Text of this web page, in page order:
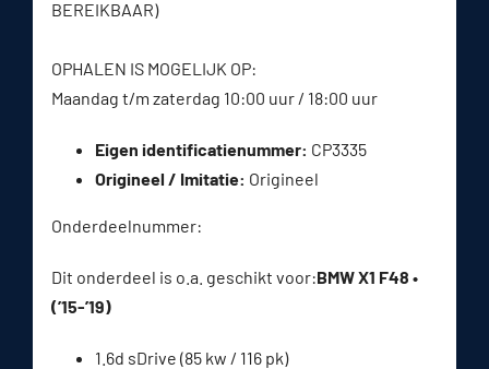
BEREIKBAAR)
OPHALEN IS MOGELIJK OP:
Maandag t/m zaterdag 10:00 uur / 18:00 uur
Eigen identificatienummer: CP3335
Origineel / Imitatie: Origineel
Onderdeelnummer:
Dit onderdeel is o.a. geschikt voor:BMW X1 F48 •
(’15-’19)
1.6d sDrive (85 kw / 116 pk)